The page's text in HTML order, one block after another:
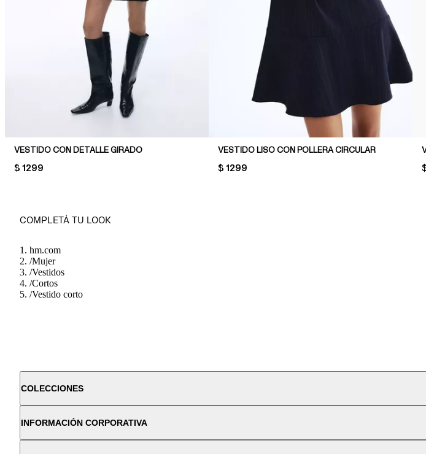
VESTIDO CON DETALLE GIRADO
PRICE:
$ 1299
VESTIDO LISO CON POLLERA CIRCULAR
PRICE:
$ 1299
COMPLETÁ TU LOOK
hm.com
/Mujer
/Vestidos
/Cortos
/Vestido corto
COLECCIONES
INFORMACIÓN CORPORATIVA